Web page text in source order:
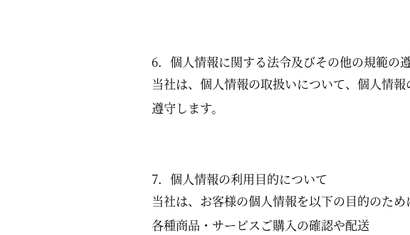
6．個人情報に関する法令及びその他の規範の
当社は、個人情報の取扱いについて、個人情
遵守します。
7．個人情報の利用目的について
当社は、お客様の個人情報を以下の目的のため
各種商品・サービスご購入の確認や配送